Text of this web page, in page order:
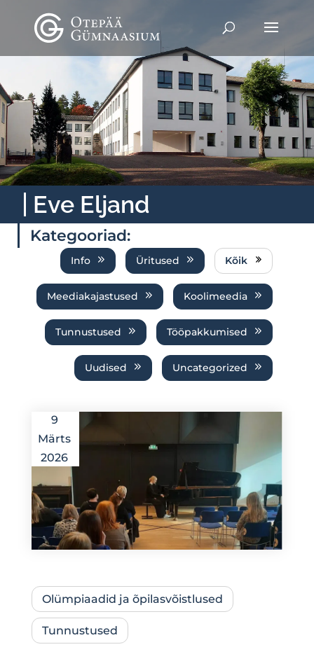
Eve Eljand
Kategooriad:
Kõik
Üritused
Info
Koolimeedia
Meediakajastused
Tööpakkumised
Tunnustused
Uncategorized
Uudised
9
Märts
2026
Olümpiaadid ja õpilasvõistlused
Tunnustused